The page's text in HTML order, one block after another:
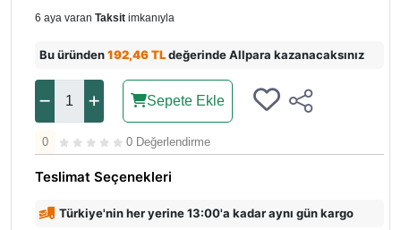
6 aya varan Taksit imkanıyla
Bu üründen192,46 TLdeğerinde Allpara kazanacaksınız
Sepete Ekle
0 0 Değerlendirme
Teslimat Seçenekleri
Türkiye'nin her yerine 13:00'a kadar aynı gün kargo